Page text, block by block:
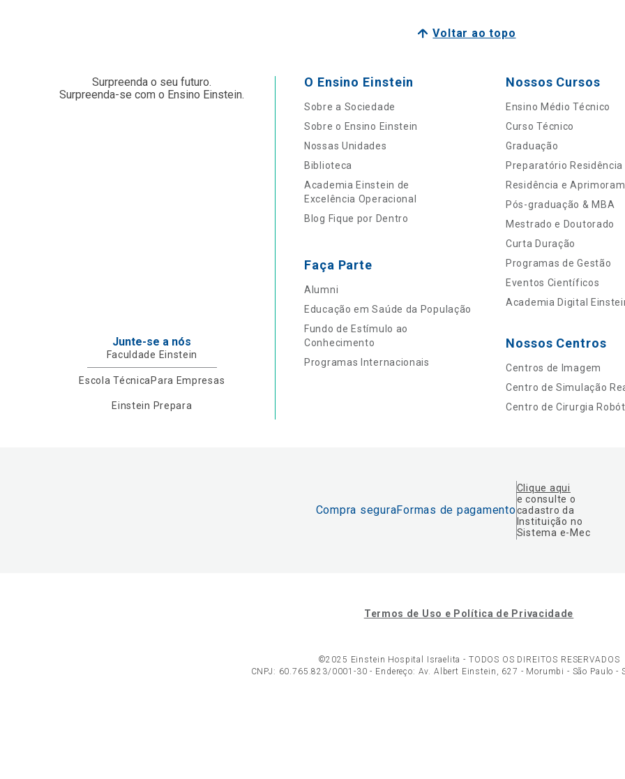
Voltar ao topo
Surpreenda o seu futuro.
Surpreenda-se com o Ensino Einstein.
Junte-se a nós
Faculdade Einstein
Escola Técnica Para Empresas
Einstein Prepara
O Ensino Einstein
Sobre a Sociedade
Sobre o Ensino Einstein
Nossas Unidades
Biblioteca
Academia Einstein de
Excelência Operacional
Blog Fique por Dentro
Faça Parte
Alumni
Educação em Saúde da População
Fundo de Estímulo ao
Conhecimento
Programas Internacionais
Nossos Cursos
Ensino Médio Técnico
Curso Técnico
Graduação
Preparatório Residência
Residência e
Pós-graduação & MBA
Mestrado e Doutorado
Curta Duração
Programas de Gestão
Eventos Científicos
Academia Digital
Nossos Centros
Centros de Imagem
Centro de Simulação
Centro de Cirurgia
Compra seguraFormas de pagamento
Clique aqui
e consulte o
cadastro da
Instituição no
Sistema e-Mec
Termos de Uso e Política de Privacidade
©2025 Einstein Hospital Israelita - TODOS OS DIREITOS RESERVADOS
CNPJ: 60.765.823/0001-30 - Endereço: Av. Albert Einstein, 627 - Morumbi - São Paulo -